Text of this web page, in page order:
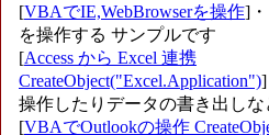
[VBAでIE,WebBrowserを操作]
を操作する サンプルです
[Access から Excel 連携
CreateObject("Excel.Application")]
操作したりデータの書き出しな
[VBAでOutlookの操作